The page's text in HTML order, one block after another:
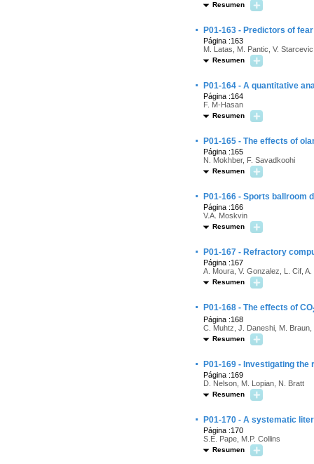
Resumen
· P01-163 - Predictors of
Página :163
M. Latas, M. Pantic, V. Starcevic
Resumen
· P01-164 - A quantitative
Página :164
F. M-Hasan
Resumen
· P01-165 - The effects of
Página :165
N. Mokhber, F. Savadkoohi
Resumen
· P01-166 - Sports ballroom
Página :166
V.A. Moskvin
Resumen
· P01-167 - Refractory
Página :167
A. Moura, V. Gonzalez, L. Cif,
Resumen
· P01-168 - The effects of CO
Página :168
C. Muhtz, J. Daneshi, M. Braun,
Resumen
· P01-169 - Investigating
Página :169
D. Nelson, M. Lopian, N. Bratt
Resumen
· P01-170 - A systematic
Página :170
S.E. Pape, M.P. Collins
Resumen